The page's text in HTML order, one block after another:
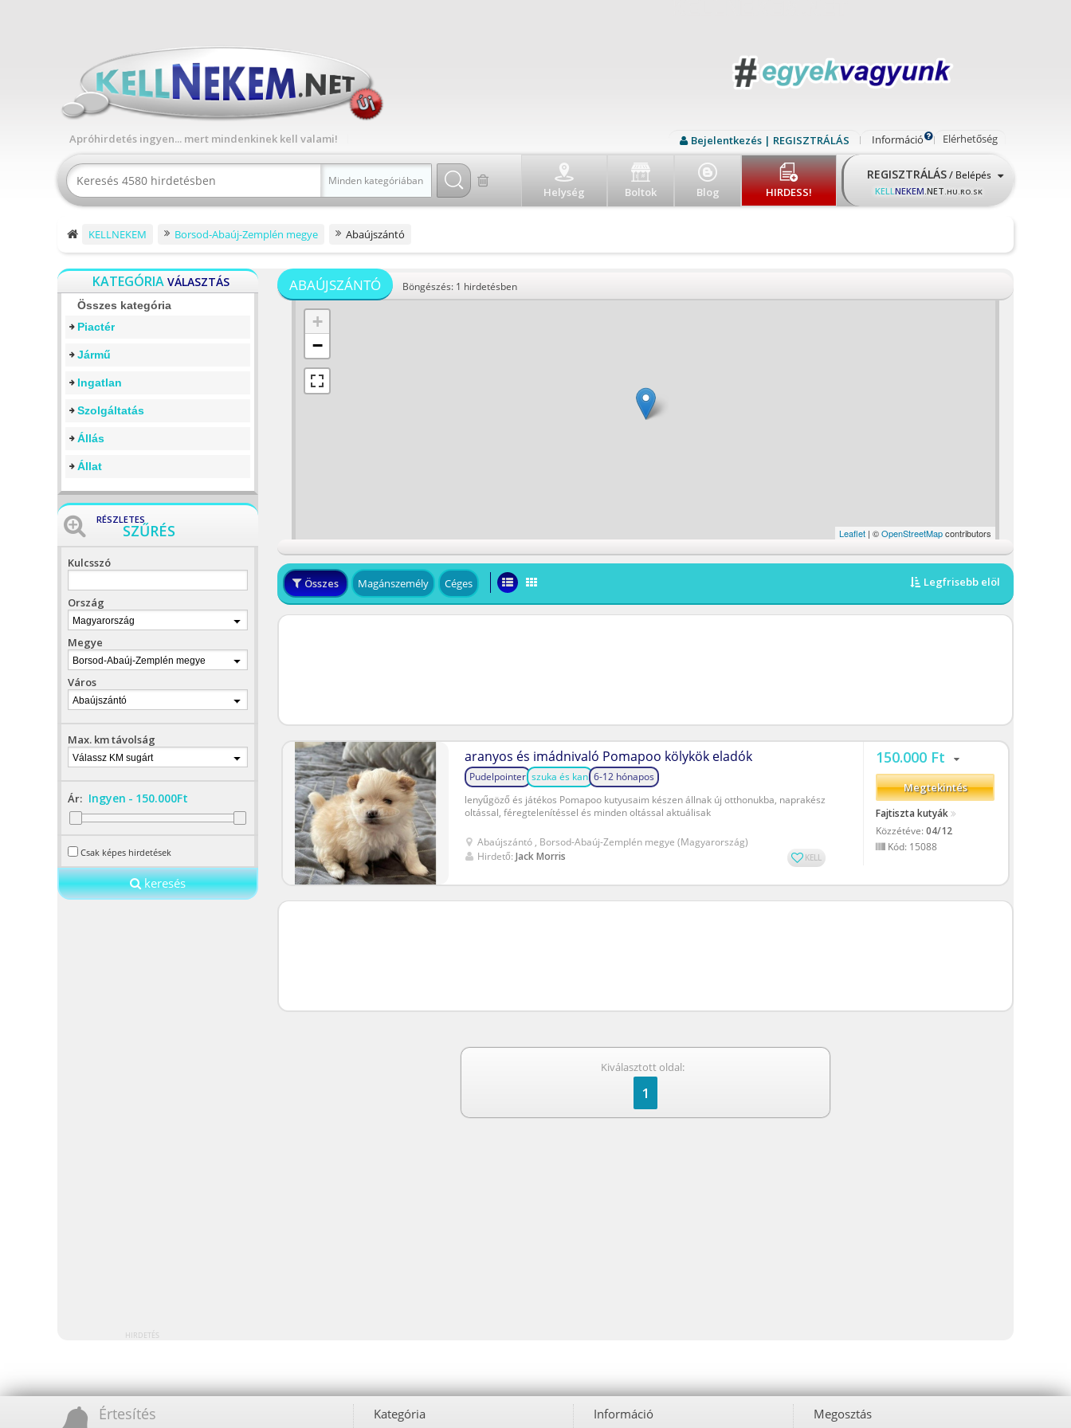
Apróhirdetés ingyen... mert mindenkinek kell valami! Elérhetőség
Információ
Bejelentkezés | REGISZTRÁLÁS
Minden kategóriában
Helység Boltok Blog HIRDESS!
REGISZTRÁLÁS/ Belépés
KELLNEKEM.NET.HU.RO.SK
KELLNEKEM Borsod-Abaúj-Zemplén megye Abaújszántó
KATEGÓRIA VÁLASZTÁS
Összes kategória
Piactér
Jármű
Ingatlan
Szolgáltatás
Állás
Állat
RÉSZLETES
SZŰRÉS
Kulcsszó
Ország
Magyarország
Megye
Borsod-Abaúj-Zemplén megye
Város
Abaújszántó
Max. km távolság
Válassz KM sugárt
Ár: Ingyen - 150.000Ft
Csak képes hirdetések
keresés
ABAÚJSZÁNTÓ Böngészés: 1 hirdetésben
+
−
Leaflet| ©OpenStreetMapcontributors
Összes Magánszemély Céges Legfrisebb elöl
150.000 Ft
Megtekintés
Fajtiszta kutyák
Közzétéve:04/12
Kód: 15088
aranyos és imádnivaló Pomapoo kölykök eladók
Pudelpointer szuka és kan 6-12 hónapos
lenyűgöző és játékos Pomapoo kutyusaim készen állnak új otthonukba, naprakész
oltással, féregtelenítéssel és minden oltással aktuálisak
Abaújszántó , Borsod-Abaúj-Zemplén megye (Magyarország)
Hirdető: Jack Morris KELL
Kiválasztott oldal:
1
HIRDETÉS
Értesítés Kategória Információ Megosztás